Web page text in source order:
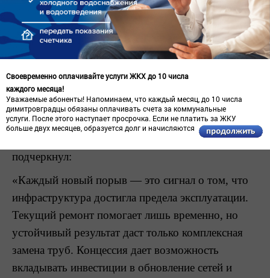
необходима системная модернизация, которую
возможно обеспечить за счет инвестиций в
рамках концессионного соглашения. Такой
механизм позволяет обновлять сети не
частичными ремонтами, а последовательно и на
долгосрочной основе.
Главный управляющий директор ООО
«Ульяновскоблводоканал» Алексей Трофимов
подчеркнул:
«Каждый новый порыв — это сигнал о том, что
инфраструктура достигла предела эксплуатации.
Текущий ремонт помогает лишь временно, но
устойчивый результат даст только комплексная
замена труб. Концессия дает возможность
вкладывать инвестиции в обновление сетей и
Своевременно оплачивайте услуги ЖКХ до 10 числа
каждого месяца!
Уважаемые абоненты! Напоминаем, что каждый месяц, до 10 числа
димитровградцы обязаны оплачивать счета за коммунальные
услуги. После этого наступает просрочка. Если не платить за ЖКУ
больше двух месяцев, образуется долг и начисляются пени.